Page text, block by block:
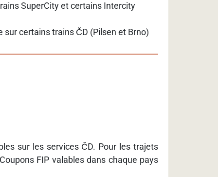
SuperCity et certains Intercity
sur certains trains ČD (Pilsen et Brno)
sur les services ČD. Pour les trajets
FIP valables dans chaque pays